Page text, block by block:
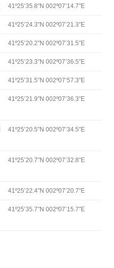
41º25’35.8″N 002º07’14.7″E
41º25’24.3″N 002º07’21.3″E
41º25’20.2″N 002º07’31.5″E
41º25’23.3″N 002º07’36.5″E
41º25’31.5″N 002º07’57.3″E
41º25’21.9″N 002º07’36.3″E
41º25’20.5″N 002º07’34.5″E
41º25’20.7″N 002º07’32.8″E
41º25’22.4″N 002º07’20.7″E
41º25’35.7″N 002º07’15.7″E